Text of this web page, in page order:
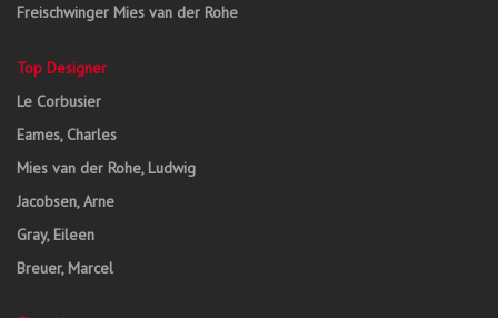
Freischwinger Mies van der Rohe
Top Designer
Le Corbusier
Eames, Charles
Mies van der Rohe, Ludwig
Jacobsen, Arne
Gray, Eileen
Breuer, Marcel